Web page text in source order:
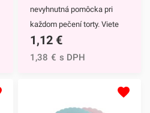
nevyhnutná pomôcka pri
každom pečení torty. Viete
na ňu tortu jednoducho uložiť
a zdobenie, prezentácia aj
však aj ako podnos na rôzne
1,12 €
1,38 € s DPH